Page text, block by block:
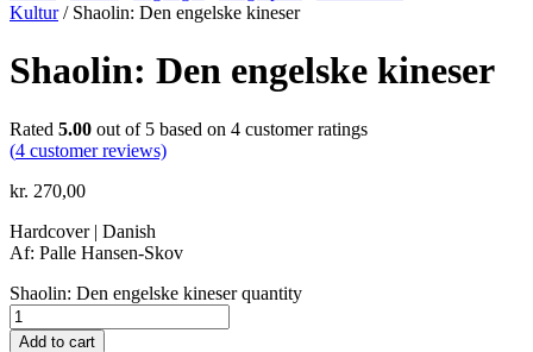
Kultur/ Shaolin: Den engelske kineser
Shaolin: Den engelske kineser
Rated 5.00 out of 5 based on 4 customer ratings
(4 customer reviews)
kr. 270,00
Hardcover | Danish
Af: Palle Hansen-Skov
Shaolin: Den engelske kineser quantity
Add to cart